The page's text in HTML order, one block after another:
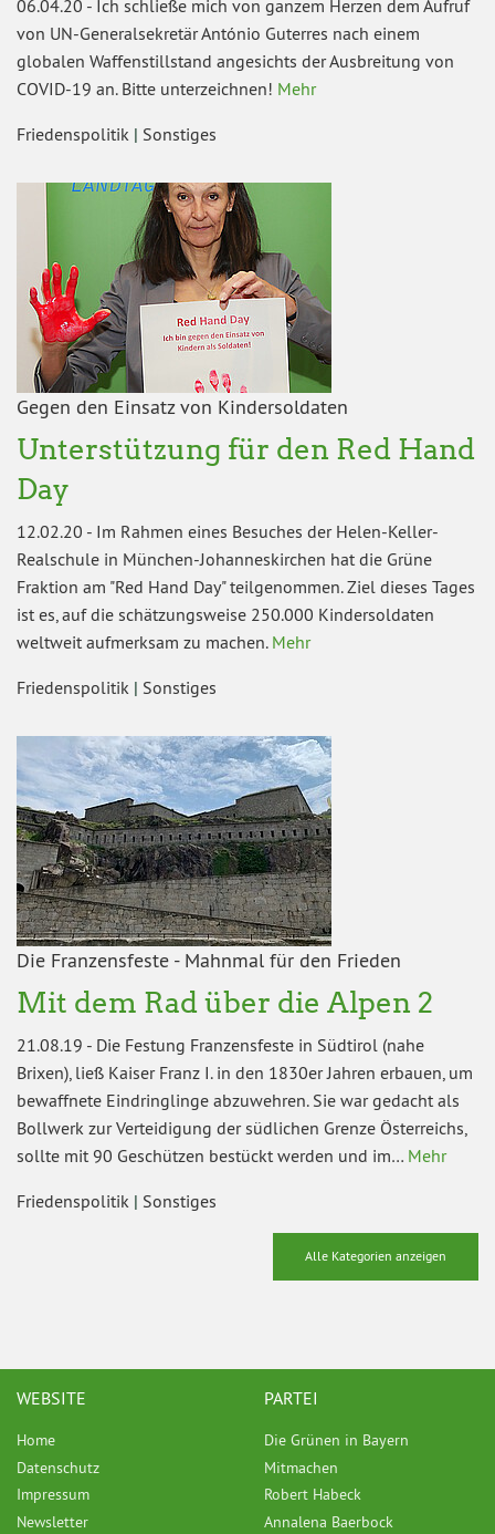
06.04.20 - Ich schließe mich von ganzem Herzen dem Aufruf
von UN-Generalsekretär António Guterres nach einem
globalen Waffenstillstand angesichts der Ausbreitung von
COVID-19 an. Bitte unterzeichnen! Mehr
Friedenspolitik | Sonstiges
Gegen den Einsatz von Kindersoldaten
Unterstützung für den Red Hand
Day
12.02.20 - Im Rahmen eines Besuches der Helen-Keller-
Realschule in München-Johanneskirchen hat die Grüne
Fraktion am "Red Hand Day" teilgenommen. Ziel dieses Tages
ist es, auf die schätzungsweise 250.000 Kindersoldaten
weltweit aufmerksam zu machen. Mehr
Friedenspolitik | Sonstiges
Die Franzensfeste - Mahnmal für den Frieden
Mit dem Rad über die Alpen 2
21.08.19 - Die Festung Franzensfeste in Südtirol (nahe
Brixen), ließ Kaiser Franz I. in den 1830er Jahren erbauen, um
bewaffnete Eindringlinge abzuwehren. Sie war gedacht als
Bollwerk zur Verteidigung der südlichen Grenze Österreichs,
sollte mit 90 Geschützen bestückt werden und im… Mehr
Friedenspolitik | Sonstiges
Alle Kategorien anzeigen
WEBSITE
Home
Datenschutz
Impressum
Newsletter
PARTEI
Die Grünen in Bayern
Mitmachen
Robert Habeck
Annalena Baerbock